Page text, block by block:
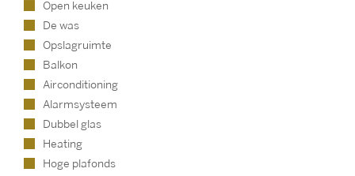
Open keuken
De was
Opslagruimte
Balkon
Airconditioning
Alarmsysteem
Dubbel glas
Heating
Hoge plafonds